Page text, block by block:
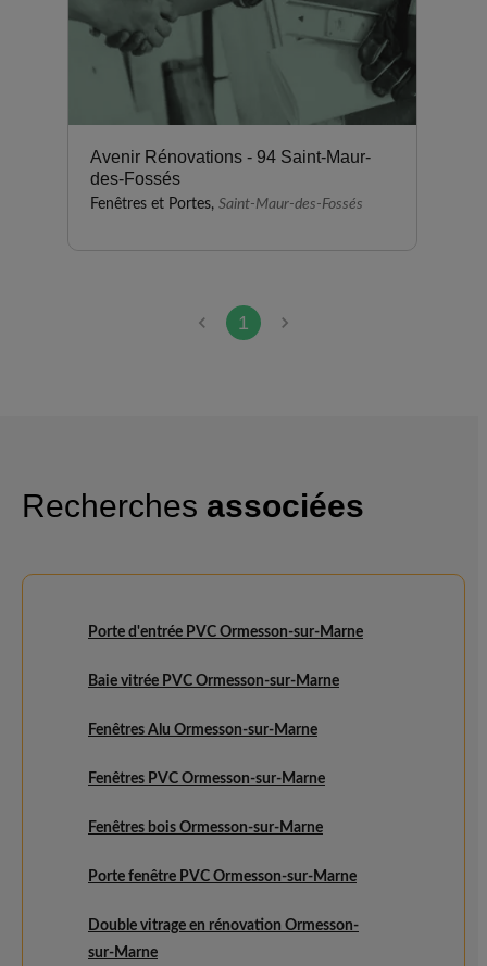
Avenir Rénovations - 94 Saint-Maur-
des-Fossés
Fenêtres et Portes, Saint-Maur-des-Fossés
1
Recherches associées
Porte d'entrée PVC Ormesson-sur-Marne
Baie vitrée PVC Ormesson-sur-Marne
Fenêtres Alu Ormesson-sur-Marne
Fenêtres PVC Ormesson-sur-Marne
Fenêtres bois Ormesson-sur-Marne
Porte fenêtre PVC Ormesson-sur-Marne
Double vitrage en rénovation Ormesson-
sur-Marne